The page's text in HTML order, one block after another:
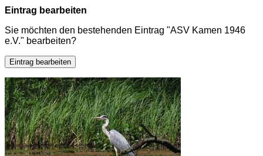
Eintrag bearbeiten
Sie möchten den bestehenden Eintrag "ASV Kamen 1946
e.V." bearbeiten?
Eintrag bearbeiten